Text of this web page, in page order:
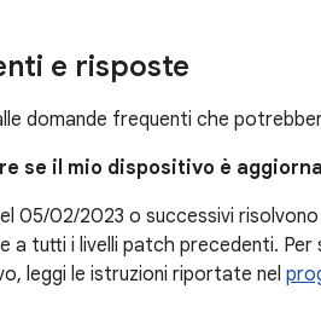
e risposte
domande frequenti che
se il mio dispositivo è
05/02/2023 o successivi
a tutti i livelli patch precedenti.
leggi le istruzioni riportate nel